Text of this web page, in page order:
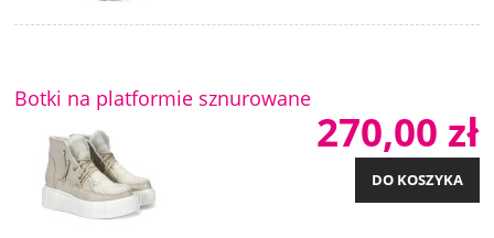
Botki na platformie sznurowane
270,00 zł
DO KOSZYKA